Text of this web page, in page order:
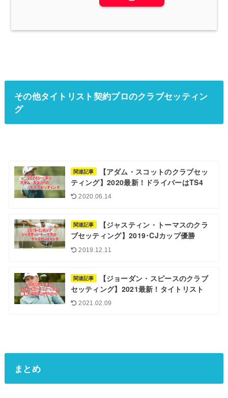
その他タイトリスト契約プロのクラブセッティン
グ
関連記事
【アダム・スコットのクラブセッ
ティング】2020最新！ドライバーはTS4
2020.06.14
関連記事
【ジャスティン・トーマスのクラ
ブセッティング】2019･CJカップ優勝
2019.12.11
関連記事
【ジョーダン・スピースのクラブ
セッティング】2021最新！タイトリスト
2021.02.09
まとめ